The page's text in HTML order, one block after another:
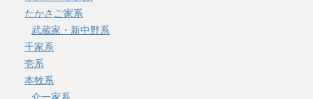
たかさご家系
武蔵家・新中野系
千家系
壱系
本牧系